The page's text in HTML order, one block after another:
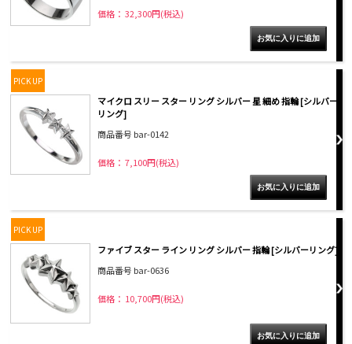
価格： 32,300円(税込)
PICK UP
マイクロ スリー スター リング シルバー 星 細め 指輪 [シルバー
リング]
商品番号 bar-0142
価格： 7,100円(税込)
PICK UP
ファイブ スター ライン リング シルバー 指輪 [シルバーリング]
商品番号 bar-0636
価格： 10,700円(税込)